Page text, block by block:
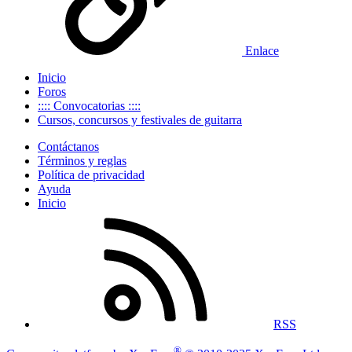
Enlace
Inicio
Foros
:::: Convocatorias ::::
Cursos, concursos y festivales de guitarra
Contáctanos
Términos y reglas
Política de privacidad
Ayuda
Inicio
RSS